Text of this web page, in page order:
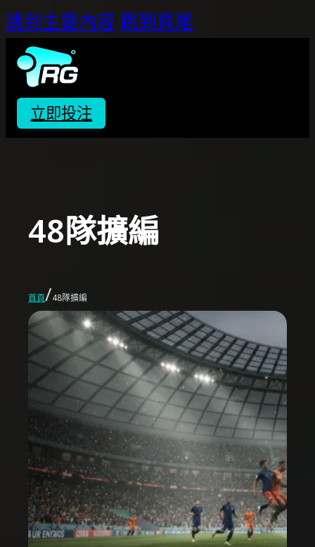
跳到主要內容 跳到頁尾
立即投注
48隊擴編
首頁/48隊擴編